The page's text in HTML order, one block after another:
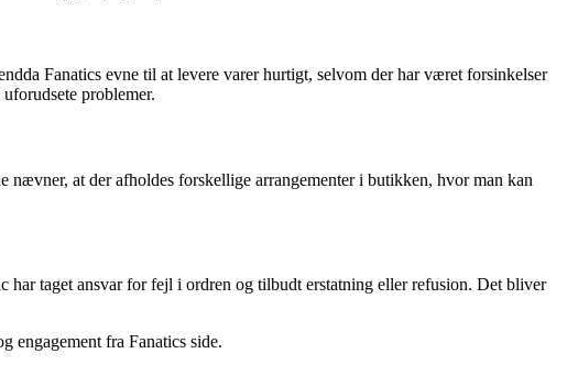
Fanatics evne til at levere varer hurtigt, selvom der har været forsinkelser
problemer.
nævner, at der afholdes forskellige arrangementer i butikken, hvor man kan
har taget ansvar for fejl i ordren og tilbudt erstatning eller refusion. Det bliver
engagement fra Fanatics side.